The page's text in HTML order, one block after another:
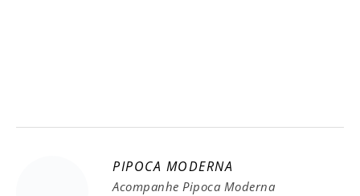
PIPOCA MODERNA
Acompanhe Pipoca Moderna